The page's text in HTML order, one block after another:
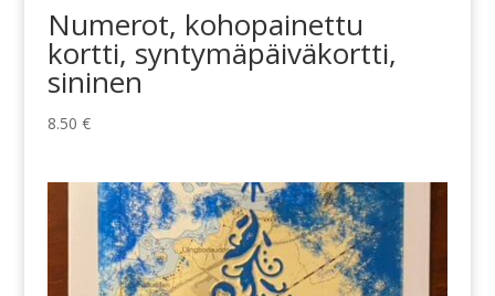
Numerot, kohopainettu
kortti, syntymäpäiväkortti,
sininen
8.50 €